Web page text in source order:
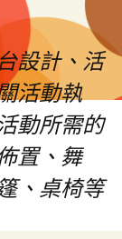
設計、活
活動執
動所需的
置、舞
、桌椅等